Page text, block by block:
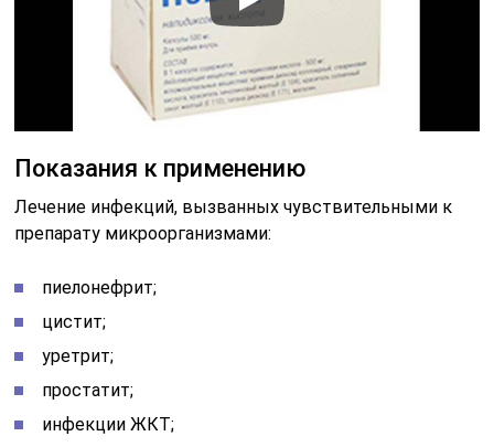
Показания к применению
Лечение инфекций, вызванных чувствительными к
препарату микроорганизмами:
пиелонефрит;
цистит;
уретрит;
простатит;
инфекции ЖКТ;